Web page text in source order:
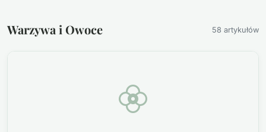
Warzywa i Owoce 58 artykułów